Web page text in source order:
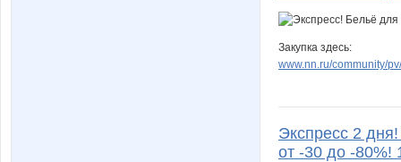
Закупка здесь:
www.nn.ru/community/
Экспресс 2
от -30 до -80%!